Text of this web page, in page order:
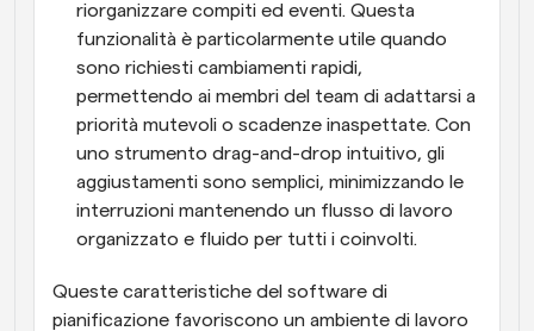
riorganizzare compiti ed eventi. Questa
funzionalità è particolarmente utile quando
sono richiesti cambiamenti rapidi,
permettendo ai membri del team di adattarsi a
priorità mutevoli o scadenze inaspettate. Con
uno strumento drag-and-drop intuitivo, gli
aggiustamenti sono semplici, minimizzando le
interruzioni mantenendo un flusso di lavoro
organizzato e fluido per tutti i coinvolti.
Queste caratteristiche del software di
pianificazione favoriscono un ambiente di lavoro